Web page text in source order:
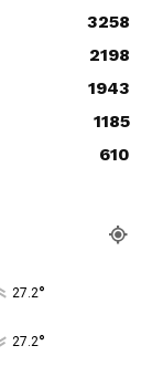
3258
2198
1943
1185
610
27.2°
27.2°